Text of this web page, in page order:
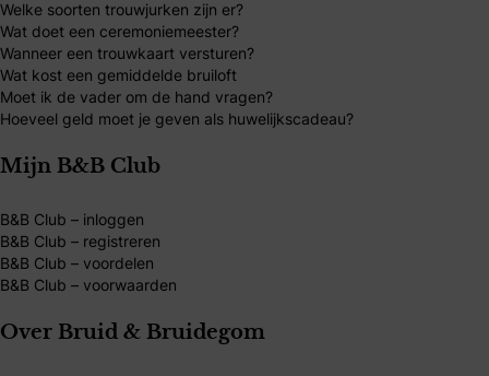
Welke soorten trouwjurken zijn er?
Wat doet een ceremoniemeester?
Wanneer een trouwkaart versturen?
Wat kost een gemiddelde bruiloft
Moet ik de vader om de hand vragen?
Hoeveel geld moet je geven als huwelijkscadeau?
Mijn B&B Club
B&B Club – inloggen
B&B Club – registreren
B&B Club – voordelen
B&B Club – voorwaarden
Over Bruid & Bruidegom